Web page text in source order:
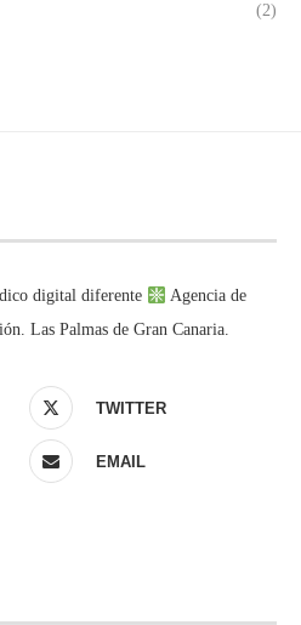
(2)
digital diferente
Agencia de
Las Palmas de Gran Canaria.
TWITTER
EMAIL